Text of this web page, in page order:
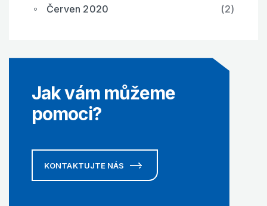
Červen 2020
(2)
Jak vám můžeme
pomoci?
KONTAKTUJTE NÁS